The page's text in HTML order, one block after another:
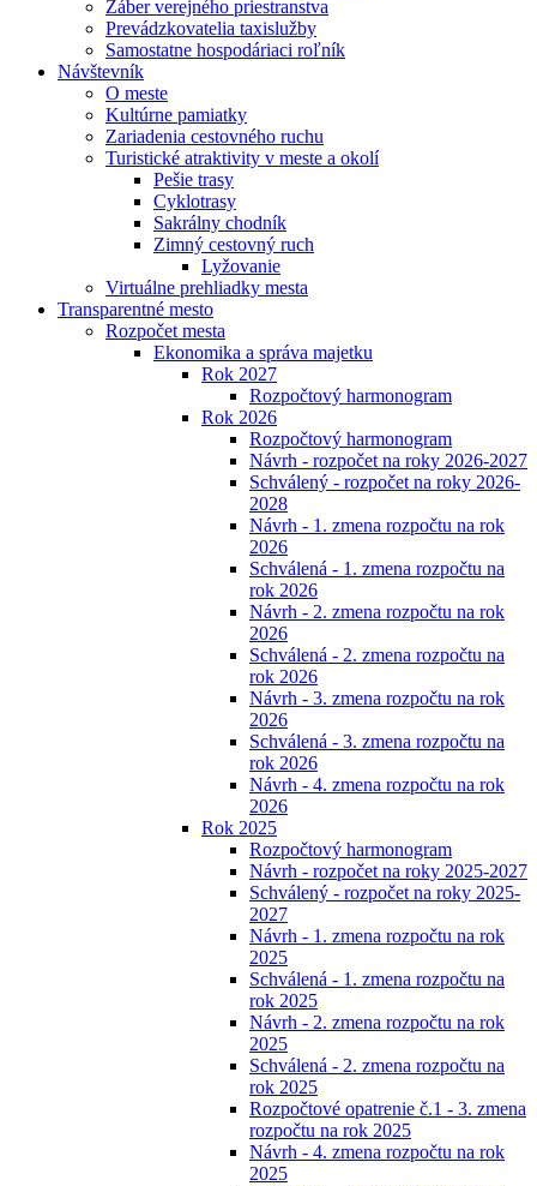
Záber verejného priestranstva
Prevádzkovatelia taxislužby
Samostatne hospodáriaci roľník
Návštevník
O meste
Kultúrne pamiatky
Zariadenia cestovného ruchu
Turistické atraktivity v meste a okolí
Pešie trasy
Cyklotrasy
Sakrálny chodník
Zimný cestovný ruch
Lyžovanie
Virtuálne prehliadky mesta
Transparentné mesto
Rozpočet mesta
Ekonomika a správa majetku
Rok 2027
Rozpočtový harmonogram
Rok 2026
Rozpočtový harmonogram
Návrh - rozpočet na roky 2026-2027
Schválený - rozpočet na roky 2026-
2028
Návrh - 1. zmena rozpočtu na rok
2026
Schválená - 1. zmena rozpočtu na
rok 2026
Návrh - 2. zmena rozpočtu na rok
2026
Schválená - 2. zmena rozpočtu na
rok 2026
Návrh - 3. zmena rozpočtu na rok
2026
Schválená - 3. zmena rozpočtu na
rok 2026
Návrh - 4. zmena rozpočtu na rok
2026
Rok 2025
Rozpočtový harmonogram
Návrh - rozpočet na roky 2025-2027
Schválený - rozpočet na roky 2025-
2027
Návrh - 1. zmena rozpočtu na rok
2025
Schválená - 1. zmena rozpočtu na
rok 2025
Návrh - 2. zmena rozpočtu na rok
2025
Schválená - 2. zmena rozpočtu na
rok 2025
Rozpočtové opatrenie č.1 - 3. zmena
rozpočtu na rok 2025
Návrh - 4. zmena rozpočtu na rok
2025